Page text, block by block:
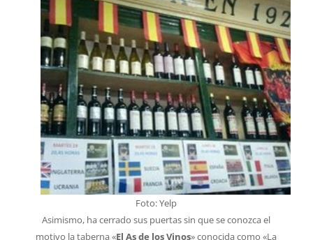
Foto: Yelp
Asimismo, ha cerrado sus puertas sin que se conozca el
motivo la taberna «El As de los Vinos» conocida como «La